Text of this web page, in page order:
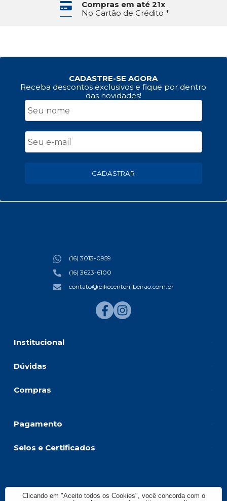
Compras em até 21x
No Cartão de Crédito *
CADASTRE-SE AGORA
Receba descontos exclusivos e fique por dentro
das novidades!
CADASTRAR
Institucional
Dúvidas
Compras
(16) 3013-0959
(16) 3623-6100
contato@bikecenterribeirao.com.br
Pagamento
Selos e Certificados
BIKE CENTER RIBEIRAO COMERCIO DE BICICLETAS LTD, Avenida
Presidente Vargas - 1083 - Jardim América - 14020-260 - Ribeirão Preto -
Clicando em "Aceito todos os Cookies", você concorda com o